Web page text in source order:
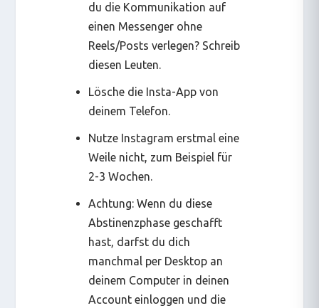
du die Kommunikation auf
einen Messenger ohne
Reels/Posts verlegen? Schreib
diesen Leuten.
Lösche die Insta-App von
deinem Telefon.
Nutze Instagram erstmal eine
Weile nicht, zum Beispiel für
2-3 Wochen.
Achtung: Wenn du diese
Abstinenzphase geschafft
hast, darfst du dich
manchmal per Desktop an
deinem Computer in deinen
Account einloggen und die